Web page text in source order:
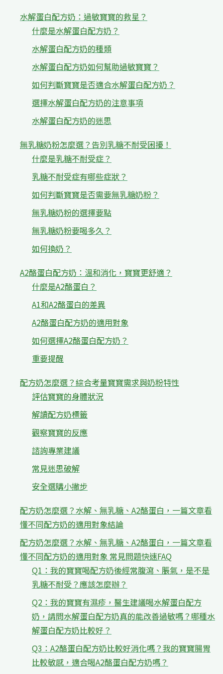
水解蛋白配方奶：過敏寶寶的救星？
什麼是水解蛋白配方奶？
水解蛋白配方奶的種類
水解蛋白配方奶如何幫助過敏寶寶？
如何判斷寶寶是否適合水解蛋白配方奶？
選擇水解蛋白配方奶的注意事項
水解蛋白配方奶的迷思
無乳糖奶粉怎麼選？告別乳糖不耐受困擾！
什麼是乳糖不耐受症？
乳糖不耐受症有哪些症狀？
如何判斷寶寶是否需要無乳糖奶粉？
無乳糖奶粉的選擇要點
無乳糖奶粉要喝多久？
如何換奶？
A2酪蛋白配方奶：溫和消化，寶寶更舒適？
什麼是A2酪蛋白？
A1和A2酪蛋白的差異
A2酪蛋白配方奶的適用對象
如何選擇A2酪蛋白配方奶？
重要提醒
配方奶怎麼選？綜合考量寶寶需求與奶粉特性
評估寶寶的身體狀況
解讀配方奶標籤
觀察寶寶的反應
諮詢專業建議
常見迷思破解
安全選購小撇步
配方奶怎麼選？水解、無乳糖、A2酪蛋白，一篇文章看
懂不同配方奶的適用對象結論
配方奶怎麼選？水解、無乳糖、A2酪蛋白，一篇文章看
懂不同配方奶的適用對象 常見問題快速FAQ
Q1：我的寶寶喝配方奶後經常腹瀉、脹氣，是不是
乳糖不耐受？應該怎麼辦？
Q2：我的寶寶有濕疹，醫生建議喝水解蛋白配方
奶，請問水解蛋白配方奶真的能改善過敏嗎？哪種水
解蛋白配方奶比較好？
Q3：A2酪蛋白配方奶比較好消化嗎？我的寶寶腸胃
比較敏感，適合喝A2酪蛋白配方奶嗎？